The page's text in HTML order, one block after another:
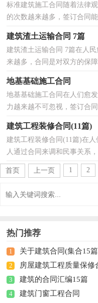
标准建筑施工合同随着法律
的次数越来越多，签订合同
建筑渣土运输合同 7篇
建筑渣土运输合同 7篇在人
来越多，合同是对双方的保
地基基础施工合同
地基基础施工合同在人们愈
力越来越不可忽视，签订合
建筑工程装修合同(11篇)
建筑工程装修合同(11篇)在
人通过合同来调和民事关系
履行义务。拟定合同的注意
首页
上一页 1 2
热门推荐
1 关于建筑合同(集合15
2 房屋建筑工程质量保修
3 建筑的合同汇编15篇
4 建筑门窗工程合同